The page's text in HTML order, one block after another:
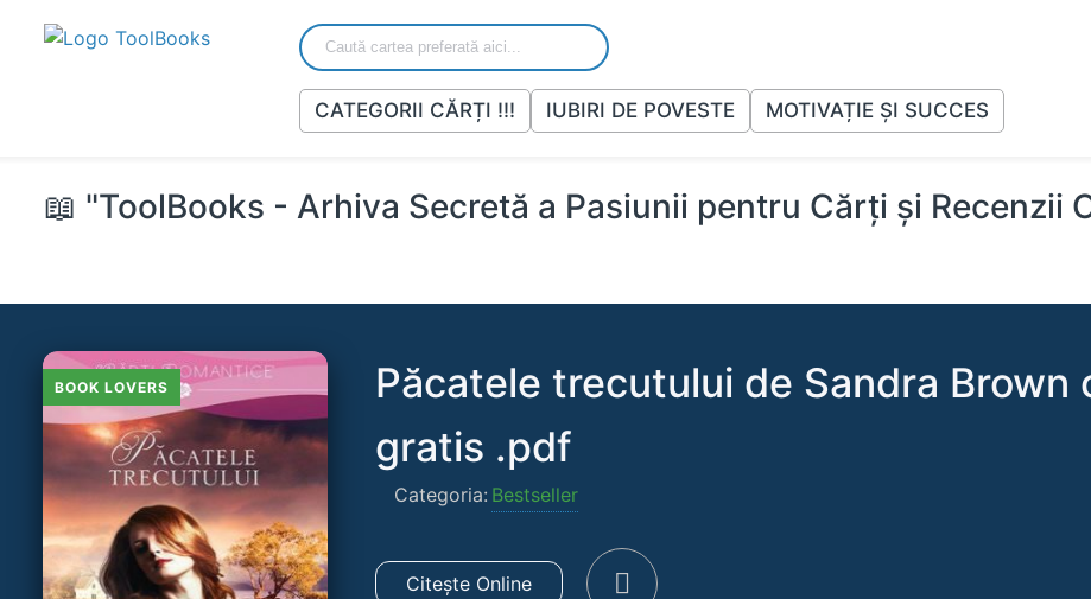
CATEGORII CĂRȚI !!! IUBIRI DE POVESTE MOTIVAȚIE ȘI SUCCES
📖 "ToolBooks - Arhiva Secretă a Pasiunii pentru Cărți și Recenzii
BOOK LOVERS
Păcatele trecutului de Sandra Brown
gratis .pdf
Categoria: Bestseller
Citește Online